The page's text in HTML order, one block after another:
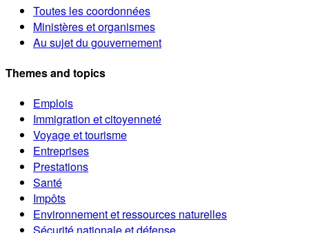
Toutes les coordonnées
Ministères et organismes
Au sujet du gouvernement
Themes and topics
Emplois
Immigration et citoyenneté
Voyage et tourisme
Entreprises
Prestations
Santé
Impôts
Environnement et ressources naturelles